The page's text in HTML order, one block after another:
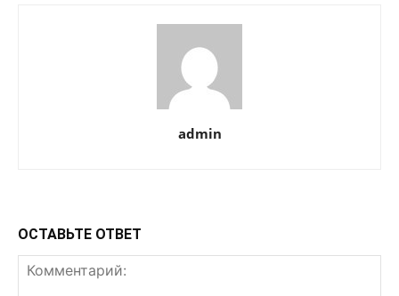
admin
ОСТАВЬТЕ ОТВЕТ